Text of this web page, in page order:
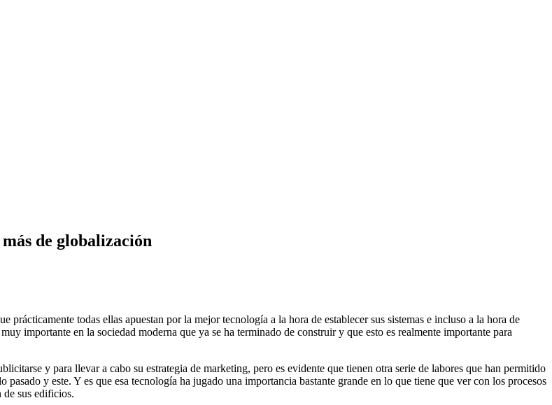
de globalización
todas ellas apuestan por la mejor tecnología a la hora de establecer sus sistemas e incluso a la hora de
importante en la sociedad moderna que ya se ha terminado de construir y que esto es realmente importante para
y para llevar a cabo su estrategia de marketing, pero es evidente que tienen otra serie de labores que han permitido
y este. Y es que esa tecnología ha jugado una importancia bastante grande en lo que tiene que ver con los procesos
de sus edificios.